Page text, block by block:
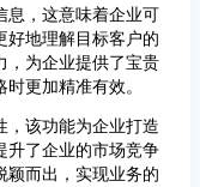
息，这意味着企业可
好地理解目标客户的
，为企业提供了宝贵
更加精准有效。
，该功能为企业打造
升了企业的市场竞争
颖而出，实现业务的